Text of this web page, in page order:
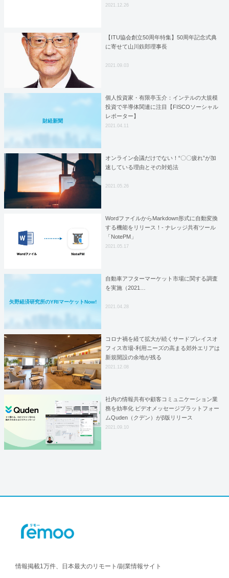
2021.12.26
【ITU協会創立50周年特集】50周年記念式典
に寄せて山川鉃郎理事長
2021.09.03
財経新聞
個人投資家・有限亭玉介：インテルの大規模
投資で半導体関連に注目【FISCOソーシャル
レポーター】
2021.04.11
オンライン会議だけでない！“〇〇疲れ”が加
速している理由とその対処法
2021.05.26
WordファイルからMarkdown形式に自動変換
する機能をリリース！- ナレッジ共有ツール
「NotePM」
2021.05.17
矢野経済研究所のYRIマーケットNow!
自動車アフターマーケット市場に関する調査
を実施（2021…
2021.04.28
コロナ禍を経て拡大が続くサードプレイスオ
フィス市場-利用ニーズの高まる郊外エリアは
新規開設の余地が残る
2021.12.08
社内の情報共有や顧客コミュニケーション業
務を効率化 ビデオメッセージプラットフォー
ムQuden（クデン）がβ版リリース
2021.09.10
情報掲載1万件、日本最大のリモート/副業情報サイト